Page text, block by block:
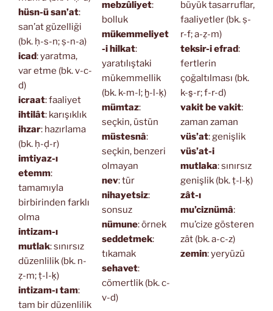
hüsn-ü san’at:
san’at güzelliği
(bk. ḥ-s-n; ṣ-n-a)
icad: yaratma,
var etme (bk. v-c-
d)
icraat: faaliyet
ihtilât: karışıklık
ihzar: hazırlama
(bk. ḥ-ḍ-r)
imtiyaz-ı
etemm:
tamamıyla
birbirinden farklı
olma
intizam-ı
mutlak: sınırsız
düzenlilik (bk. n-
ẓ-m; ṭ-l-ḳ)
intizam-ı tam:
tam bir düzenlilik
mebzûliyet:
bolluk
mükemmeliyet
-i hilkat:
yaratılıştaki
mükemmellik
(bk. k-m-l; ḫ-l-ḳ)
mümtaz:
seçkin, üstün
müstesnâ:
seçkin, benzeri
olmayan
nev: tür
nihayetsiz:
sonsuz
nümune: örnek
seddetmek:
tıkamak
sehavet:
cömertlik (bk. c-
v-d)
büyük tasarruflar,
faaliyetler (bk. ṣ-
r-f; a-ẓ-m)
teksir-i efrad:
fertlerin
çoğaltılması (bk.
k-s̱-r; f-r-d)
vakit be vakit:
zaman zaman
vüs’at: genişlik
vüs’at-i
mutlaka: sınırsız
genişlik (bk. ṭ-l-ḳ)
zât-ı
mu’ciznümâ:
mu’cize gösteren
zât (bk. a-c-z)
zemin: yeryüzü